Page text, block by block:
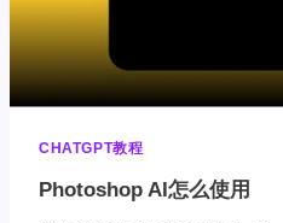
CHATGPT教程
Photoshop AI怎么使用